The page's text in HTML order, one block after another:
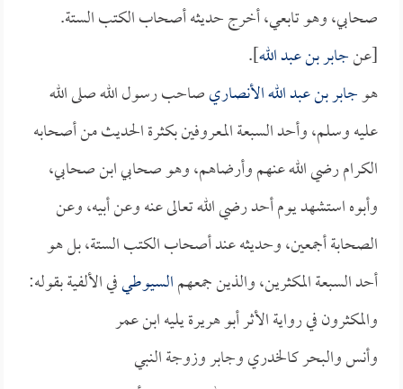
صحابي، وهو تابعي، أخرج حديثه أصحاب الكتب الستة.
[عنجابر بن عبد الله].
هوجابر بن عبد الله الأنصاريصاحب رسول الله صلى الله
عليه وسلم، وأحد السبعة المعروفين بكثرة الحديث من أصحابه
الكرام رضي الله عنهم وأرضاهم، وهو صحابي ابن صحابي،
وأبوه استشهد يوم أحد رضي الله تعالى عنه وعن أبيه، وعن
الصحابة أجمعين، وحديثه عند أصحاب الكتب الستة، بل هو
أحد السبعة المكثرين، والذين جمعهمالسيوطيفي الألفية بقوله:
والمكثرون في رواية الأثر أبو هريرة يليه ابن عمر
وأنس والبحر كالخدري وجابر وزوجة النبي